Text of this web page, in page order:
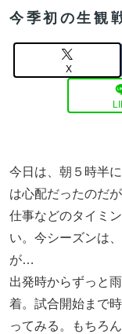
今季初の生観
X
今日は、朝５時半
は心配だったのだ
仕事などのタイミ
い。今シーズンは
が…
出発時からずっと
着。試合開始まで
ってみる。もちろ